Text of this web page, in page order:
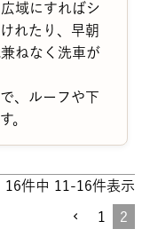
域にすればシ
れたり、早朝
ねなく洗車が
、ルーフや下
。
16件中 11 -16件表示
1 2